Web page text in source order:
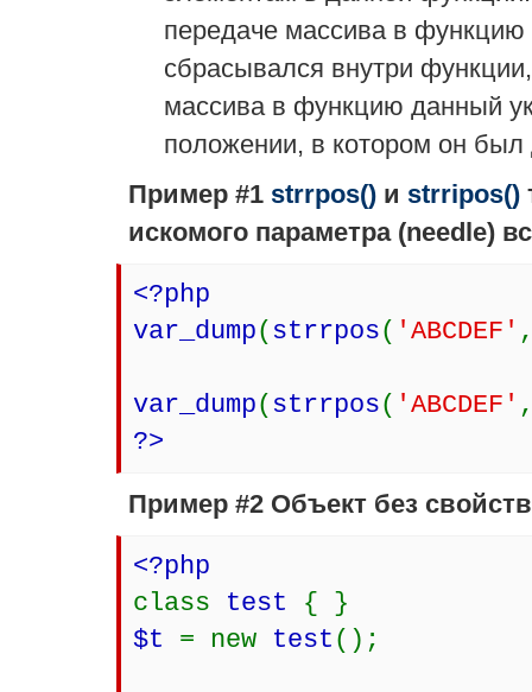
передаче массива в функцию
сбрасывался внутри
массива в функцию данный
положении, в котором он
Пример #1 strrpos() и strripos()
искомого параметра (needle)
<?php
var_dump( strrpos( 'ABCDEF'
var_dump( strrpos( 'ABCDEF'
?>
Пример #2 Объект без
<?php
class test { }
$t = new test ();